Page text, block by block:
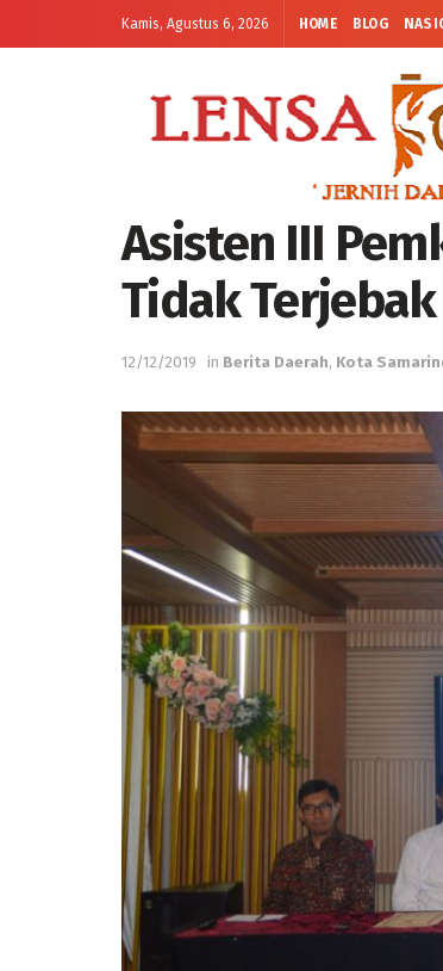
Kamis, Agustus 6, 2026 HOME BLOG
Asisten III
Tidak
12/12/2019 in Berita Daerah, Kota